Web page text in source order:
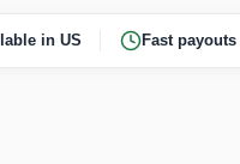
in US Fast payouts